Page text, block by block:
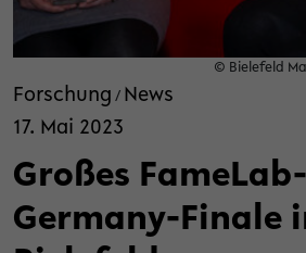
© Bielefeld
Forschung / News
17. Mai 2023
Großes FameLab-
Germany-Finale